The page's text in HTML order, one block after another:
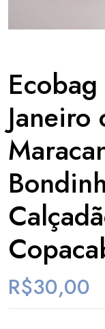
R$30,00